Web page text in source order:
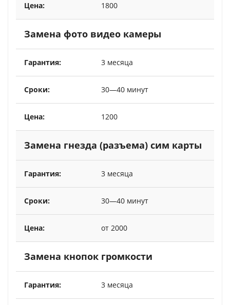
1800
Замена фото видео камеры
3 месяца
30—40 минут
1200
Замена гнезда (разъема) сим карты
3 месяца
30—40 минут
от 2000
Замена кнопок громкости
3 месяца